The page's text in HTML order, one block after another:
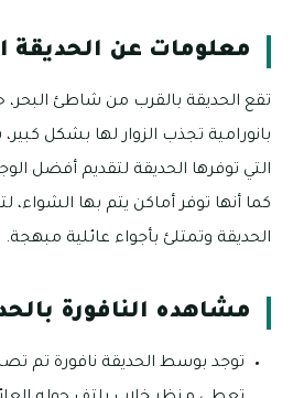
معلومات عن الحديقة
تقع الحديقة بالقرب من شاطئ البحر،
بانورامية تجذب الزوار لها بشكل
التي توفرها الحديقة لتقديم أفضل
كما أنها توفر أماكن يتم بها الشواء،
الحديقة وتمتلئ بأجواء عائلية مبهجة.
مشاهده النافورة
توجد بوسط الحديقة نافورة تم